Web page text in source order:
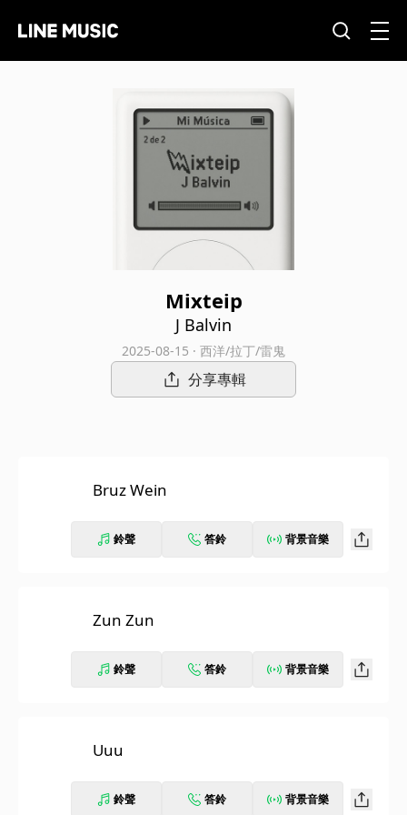
Mixteip
J Balvin
2025-08-15 · 西洋/拉丁/雷鬼
分享專輯
Bruz Wein
鈴聲 答鈴 背景音樂
Zun Zun
鈴聲 答鈴 背景音樂
Uuu
鈴聲 答鈴 背景音樂